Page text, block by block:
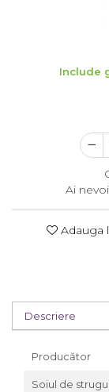
Include
Ai
Adauga
Descriere
Producător
Soiul de